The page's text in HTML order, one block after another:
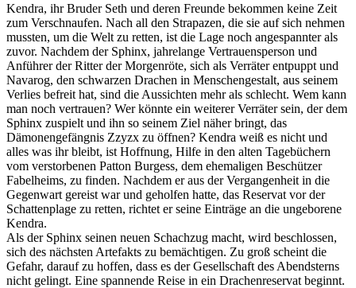
Kendra, ihr Bruder Seth und deren Freunde bekommen keine Zeit
zum Verschnaufen. Nach all den Strapazen, die sie auf sich nehmen
mussten, um die Welt zu retten, ist die Lage noch angespannter als
zuvor. Nachdem der Sphinx, jahrelange Vertrauensperson und
Anführer der Ritter der Morgenröte, sich als Verräter entpuppt und
Navarog, den schwarzen Drachen in Menschengestalt, aus seinem
Verlies befreit hat, sind die Aussichten mehr als schlecht. Wem kann
man noch vertrauen? Wer könnte ein weiterer Verräter sein, der dem
Sphinx zuspielt und ihn so seinem Ziel näher bringt, das
Dämonengefängnis Zzyzx zu öffnen? Kendra weiß es nicht und
alles was ihr bleibt, ist Hoffnung, Hilfe in den alten Tagebüchern
vom verstorbenen Patton Burgess, dem ehemaligen Beschützer
Fabelheims, zu finden. Nachdem er aus der Vergangenheit in die
Gegenwart gereist war und geholfen hatte, das Reservat vor der
Schattenplage zu retten, richtet er seine Einträge an die ungeborene
Kendra.
Als der Sphinx seinen neuen Schachzug macht, wird beschlossen,
sich des nächsten Artefakts zu bemächtigen. Zu groß scheint die
Gefahr, darauf zu hoffen, dass es der Gesellschaft des Abendsterns
nicht gelingt. Eine spannende Reise in ein Drachenreservat beginnt.